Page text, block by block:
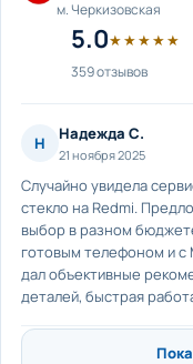
м. Черкизовская
5.0★★★★★
359 отзывов
Н Надежда С.
21 ноября 2025
Случайно увидела
стекло на Redmi.
выбор в разном
готовым телефоном и с
дал объективные
деталей, быстрая